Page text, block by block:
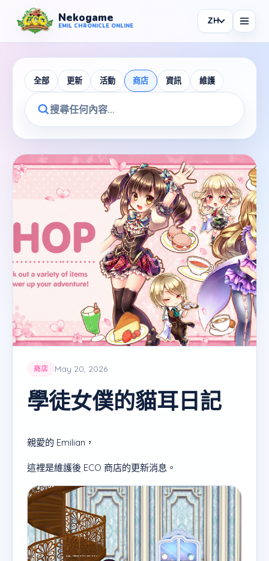
Nekogame
EMIL CHRONICLE ONLINE
Nekogame Emil Chronicle Online
ZH
News
All News
Patch
Events
Shop
Information
Maintenance
全部 更新 活動 商店 資訊 維護
商店 May 20, 2026
學徒女僕的貓耳日記
親愛的 Emilian，
這裡是維護後 ECO 商店的更新消息。